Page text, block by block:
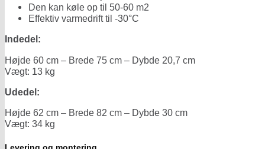
Den kan køle op til 50-60 m2
Effektiv varmedrift til -30°C
Indedel:
Højde 60 cm – Brede 75 cm – Dybde 20,7 cm
Vægt: 13 kg
Udedel:
Højde 62 cm – Brede 82 cm – Dybde 30 cm
Vægt: 34 kg